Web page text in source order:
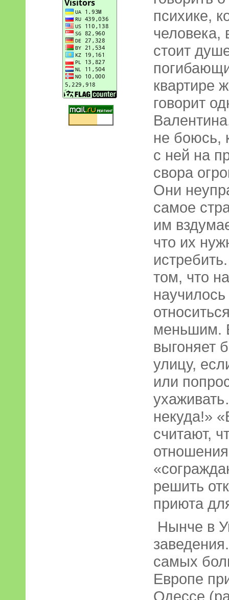
психике,
человека,
стоит
квартире
говорит
не боюсь,
с ней на
свора
Они
самое
им
что их
том, что
меньшим.
выгоняет
улицу,
или
некуда!»
считают,
решить
приюта
Нынче в
самых
Европе
Одессе